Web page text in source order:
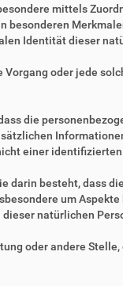
mittels
Identität dieser
oder jede
die
einer
besteht, dass
um
natürlichen
oder andere